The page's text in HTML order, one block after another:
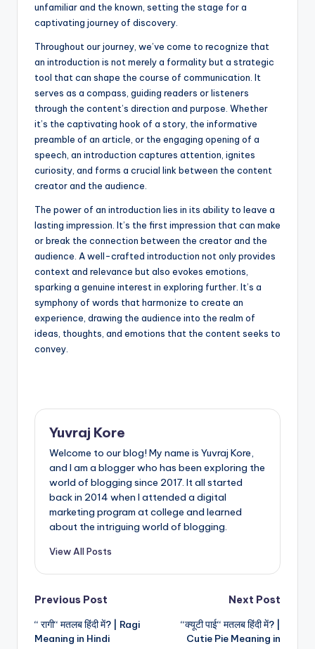
unfamiliar and the known, setting the stage for a
captivating journey of discovery.
Throughout our journey, we’ve come to recognize that
an introduction is not merely a formality but a strategic
tool that can shape the course of communication. It
serves as a compass, guiding readers or listeners
through the content’s direction and purpose. Whether
it’s the captivating hook of a story, the informative
preamble of an article, or the engaging opening of a
speech, an introduction captures attention, ignites
curiosity, and forms a crucial link between the content
creator and the audience.
The power of an introduction lies in its ability to leave a
lasting impression. It’s the first impression that can make
or break the connection between the creator and the
audience. A well-crafted introduction not only provides
context and relevance but also evokes emotions,
sparking a genuine interest in exploring further. It’s a
symphony of words that harmonize to create an
experience, drawing the audience into the realm of
ideas, thoughts, and emotions that the content seeks to
convey.
Yuvraj Kore
Welcome to our blog! My name is Yuvraj Kore,
and I am a blogger who has been exploring the
world of blogging since 2017. It all started
back in 2014 when I attended a digital
marketing program at college and learned
about the intriguing world of blogging.
View All Posts
Post
navigation
Previous Post
“ रागी“ मतलब हिंदी में? | Ragi
Meaning in Hindi
Next Post
“क्यूटी पाई“ मतलब हिंदी में? |
Cutie Pie Meaning in